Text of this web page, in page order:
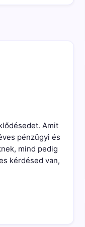
Amit
pénzügyi és
mind pedig
kérdésed van,